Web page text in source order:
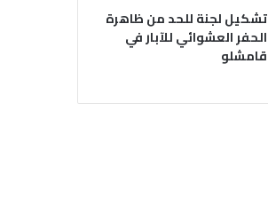
تشكيل لجنة للحد من ظاهرة
الحفر العشوائي للآبار في
قامشلو